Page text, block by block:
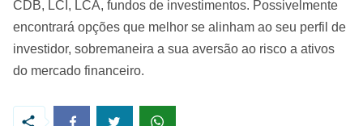
CDB, LCI, LCA, fundos de investimentos. Possivelmente
encontrará opções que melhor se alinham ao seu perfil de
investidor, sobremaneira a sua aversão ao risco a ativos
do mercado financeiro.